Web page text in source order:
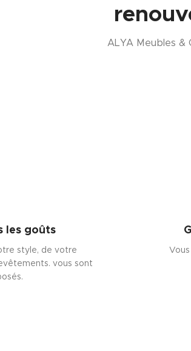
ALYA Meubles &
les goûts
style, de votre
vous sont